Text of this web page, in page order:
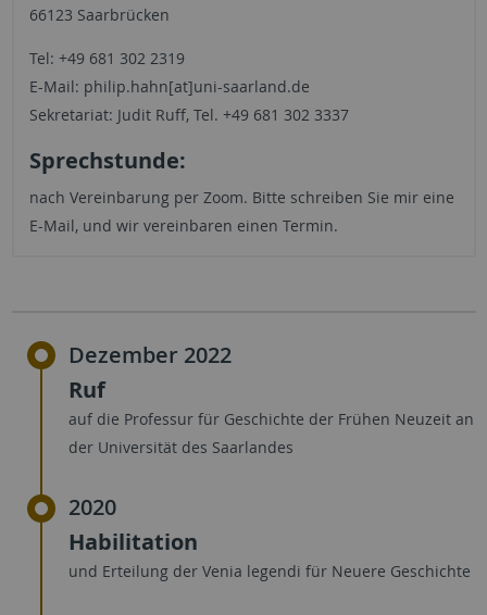
66123 Saarbrücken
Tel: +49 681 302 2319
E-Mail: philip.hahn[at]uni-saarland.de
Sekretariat: Judit Ruff, Tel. +49 681 302 3337
Sprechstunde:
nach Vereinbarung per Zoom. Bitte schreiben Sie mir eine
E-Mail, und wir vereinbaren einen Termin.
Dezember 2022
Ruf
auf die Professur für Geschichte der Frühen Neuzeit an
der Universität des Saarlandes
2020
Habilitation
und Erteilung der Venia legendi für Neuere Geschichte